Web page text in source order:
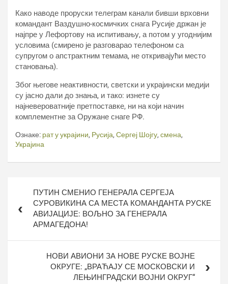
Како наводе проруски телеграм канали бивши врховни
командант Ваздушно-космичких снага Русије држан је
најпре у Лефортову на испитивању, а потом у угоднијим
условима (смирено је разговарао телефоном са
супругом о апстрактним темама, не откривајући место
становања).
Због његове неактивности, светски и украјински медији
су јасно дали до знања, и тако: изнете су
најневероватније претпоставке, ни на који начин
комплементне за Оружане снаге РФ.
Ознаке: рат у украјини, Русија, Сергеј Шојгу, смена,
Украјина
чланкаПУТИН СМЕНИО ГЕНЕРАЛА СЕРГЕЈА
СУРОВИКИНА СА МЕСТА КОМАНДАНТА РУСКЕ
АВИЈАЦИЈЕ: ВОЉНО ЗА ГЕНЕРАЛА
АРМАГЕДОНА!
НОВИ АВИОНИ ЗА НОВЕ РУСКЕ ВОЈНЕ
ОКРУГЕ: „ВРАЋАЈУ СЕ МОСКОВСКИ И
ЛЕЊИНГРАДСКИ ВОЈНИ ОКРУГ“